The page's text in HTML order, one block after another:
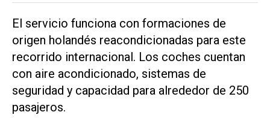
El servicio funciona con formaciones de
origen holandés reacondicionadas para este
recorrido internacional. Los coches cuentan
con aire acondicionado, sistemas de
seguridad y capacidad para alrededor de 250
pasajeros.